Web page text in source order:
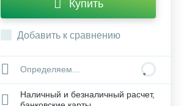
Купить
Добавить к сравнению
Определяем...
Наличный и безналичный расчет,